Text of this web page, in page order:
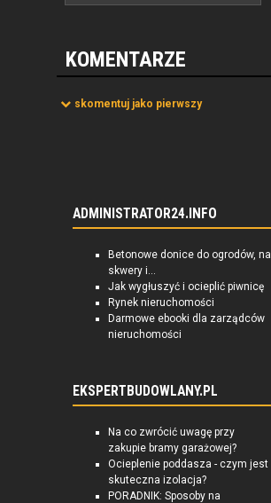
KOMENTARZE
skomentuj jako pierwszy
ADMINISTRATOR24.INFO
Betonowe donice do ogrodów, na
skwery i...
Jak wygłuszyć i ocieplić piwnicę
Rynek nieruchomości
Darmowe ebooki dla zarządców
nieruchomości
EKSPERTBUDOWLANY.PL
Na co zwrócić uwagę przy
zakupie bramy garażowej?
Ocieplenie poddasza - czym jest
skuteczna izolacja?
PORADNIK: Sposoby na